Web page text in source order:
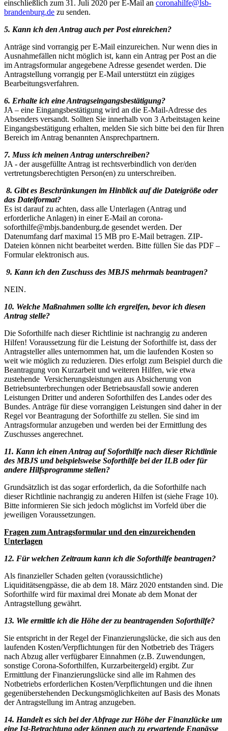
einschließlich zum 31. Juli 2020 per E-Mail an coronahilfe@lsb-
brandenburg.de zu senden.
5. Kann ich den Antrag auch per Post einreichen?
Anträge sind vorrangig per E-Mail einzureichen. Nur wenn dies in
Ausnahmefällen nicht möglich ist, kann ein Antrag per Post an die
im Antragsformular angegebene Adresse gesendet werden. Die
Antragstellung vorrangig per E-Mail unterstützt ein zügiges
Bearbeitungsverfahren.
6. Erhalte ich eine Antragseingangsbestätigung?
JA – eine Eingangsbestätigung wird an die E-Mail-Adresse des
Absenders versandt. Sollten Sie innerhalb von 3 Arbeitstagen keine
Eingangsbestätigung erhalten, melden Sie sich bitte bei den für Ihren
Bereich im Antrag benannten Ansprechpartnern.
7. Muss ich meinen Antrag unterschreiben?
JA - der ausgefüllte Antrag ist rechtsverbindlich von der/den
vertretungsberechtigten Person(en) zu unterschreiben.
8. Gibt es Beschränkungen im Hinblick auf die Dateigröße oder
das Dateiformat?
Es ist darauf zu achten, dass alle Unterlagen (Antrag und
erforderliche Anlagen) in einer E-Mail an corona-
soforthilfe@mbjs.bandenburg.de gesendet werden. Der
Datenumfang darf maximal 15 MB pro E-Mail betragen. ZIP-
Dateien können nicht bearbeitet werden. Bitte füllen Sie das PDF –
Formular elektronisch aus.
9. Kann ich den Zuschuss des MBJS mehrmals beantragen?
NEIN.
10. Welche Maßnahmen sollte ich ergreifen, bevor ich diesen
Antrag stelle?
Die Soforthilfe nach dieser Richtlinie ist nachrangig zu anderen
Hilfen! Voraussetzung für die Leistung der Soforthilfe ist, dass der
Antragsteller alles unternommen hat, um die laufenden Kosten so
weit wie möglich zu reduzieren. Dies erfolgt zum Beispiel durch die
Beantragung von Kurzarbeit und weiteren Hilfen, wie etwa
zustehende Versicherungsleistungen aus Absicherung von
Betriebsunterbrechungen oder Betriebsausfall sowie anderen
Leistungen Dritter und anderen Soforthilfen des Landes oder des
Bundes. Anträge für diese vorrangigen Leistungen sind daher in der
Regel vor Beantragung der Soforthilfe zu stellen. Sie sind im
Antragsformular anzugeben und werden bei der Ermittlung des
Zuschusses angerechnet.
11. Kann ich einen Antrag auf Soforthilfe nach dieser Richtlinie
des MBJS und beispielsweise Soforthilfe bei der ILB oder für
andere Hilfsprogramme stellen?
Grundsätzlich ist das sogar erforderlich, da die Soforthilfe nach
dieser Richtlinie nachrangig zu anderen Hilfen ist (siehe Frage 10).
Bitte informieren Sie sich jedoch möglichst im Vorfeld über die
jeweiligen Voraussetzungen.
Fragen zum Antragsformular und den einzureichenden
Unterlagen
12. Für welchen Zeitraum kann ich die Soforthilfe beantragen?
Als finanzieller Schaden gelten (voraussichtliche)
Liquiditätsengpässe, die ab dem 18. März 2020 entstanden sind. Die
Soforthilfe wird für maximal drei Monate ab dem Monat der
Antragstellung gewährt.
13. Wie ermittle ich die Höhe der zu beantragenden Soforthilfe?
Sie entspricht in der Regel der Finanzierungslücke, die sich aus den
laufenden Kosten/Verpflichtungen für den Notbetrieb des Trägers
nach Abzug aller verfügbarer Einnahmen (z.B. Zuwendungen,
sonstige Corona-Soforthilfen, Kurzarbeitergeld) ergibt. Zur
Ermittlung der Finanzierungslücke sind alle im Rahmen des
Notbetriebs erforderlichen Kosten/Verpflichtungen und die ihnen
gegenüberstehenden Deckungsmöglichkeiten auf Basis des Monats
der Antragstellung im Antrag anzugeben.
14. Handelt es sich bei der Abfrage zur Höhe der Finanzlücke um
eine Ist-Betrachtung oder können auch zu erwartende Engpässe